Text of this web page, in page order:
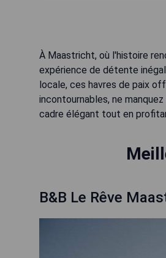
À Maastricht, où l'histoire
expérience de détente
locale, ces havres de paix
incontournables, ne
cadre élégant tout en
B&B Le Rêve